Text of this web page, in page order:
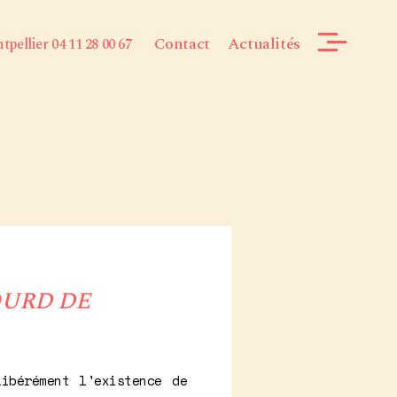
04 11 28 00 67 Contact Actualités
DE
l'existence de